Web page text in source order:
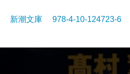
新潮文庫 978-4-10-124723-